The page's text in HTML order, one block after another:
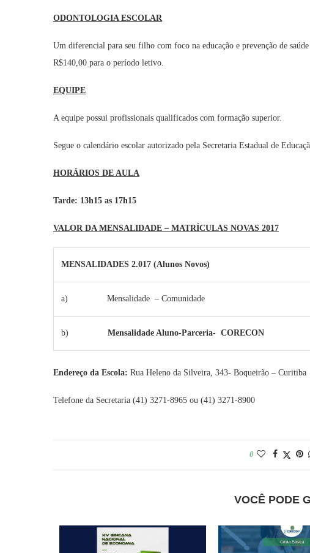
ODONTOLOGIA ESCOLAR
Um diferencial para seu filho com foco na educação e prevenção de
R$140,00 para o período letivo.
EQUIPE
A equipe possui profissionais qualificados com formação superior.
Segue o calendário escolar autorizado pela Secretaria Estadual de
HORÁRIOS DE AULA
Tarde: 13h15 as 17h15
VALOR DA MENSALIDADE – MATRÍCULAS NOVAS 2017
MENSALIDADES 2.017 (Alunos Novos)
a) Mensalidade – Comunidade
b) Mensalidade Aluno-Parceria- CORECON
Endereço da Escola: Rua Heleno da Silveira, 343- Boqueirão –
Telefone da Secretaria (41) 3271-8965 ou (41) 3271-8900
0
VOCÊ PODE